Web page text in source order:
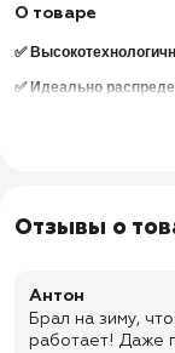
О товаре
✅
✅ Идеально
✅ Данное
✅ Внутри имеется
✅ Приятное на ощупь
✅ Мягкое
Отзывы о
Антон
Брал на зиму,
работает! Даже